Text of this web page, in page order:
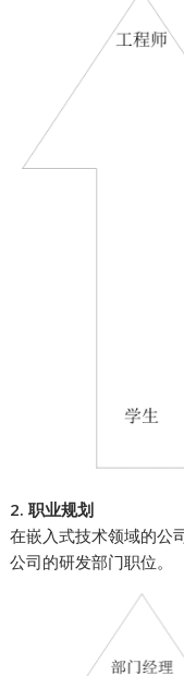
2. 职业规划
在嵌入式技术领域的公
公司的研发部门职位。